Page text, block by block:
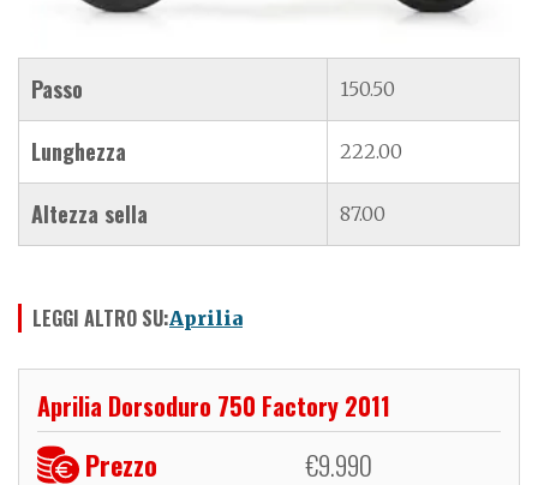
Passo 150.50
Lunghezza 222.00
Altezza sella 87.00
LEGGI ALTRO SU:Aprilia
Aprilia Dorsoduro 750 Factory 2011
Prezzo €9.990